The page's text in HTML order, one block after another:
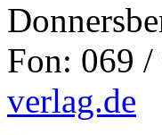
Fon: 069
verlag.de